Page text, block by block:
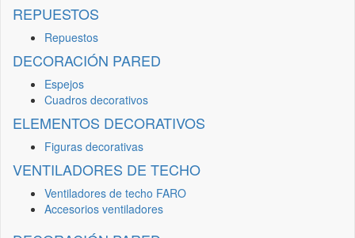
REPUESTOS
Repuestos
DECORACIÓN PARED
Espejos
Cuadros decorativos
ELEMENTOS DECORATIVOS
Figuras decorativas
VENTILADORES DE TECHO
Ventiladores de techo FARO
Accesorios ventiladores